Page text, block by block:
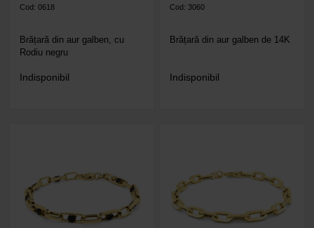
Cod: 0618
Brățară din aur galben, cu
Rodiu negru
Indisponibil
Cod: 3060
Brățară din aur galben de 14K
Indisponibil